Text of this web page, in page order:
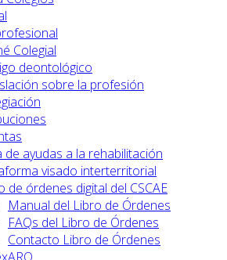
Colegial
deontológico
sobre la profesión
de ayudas a la rehabilitación
visado interterritorial
de órdenes digital del CSCAE
Manual del Libro de Órdenes
FAQs del Libro de Órdenes
Contacto Libro de Órdenes